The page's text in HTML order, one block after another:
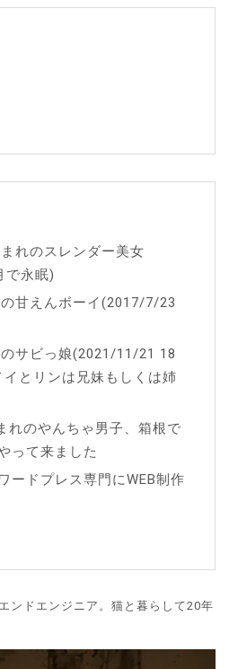
れのスレンダー美女
で永眠)
甘えんボーイ(2017/7/23
サビっ娘(2021/11/21 18
とリンは兄妹もしくは姉
れのやんちゃ男子、箱根で
って来ました
ードプレス専門にWEB制作
ンドエンジニア。猫と暮らして20年